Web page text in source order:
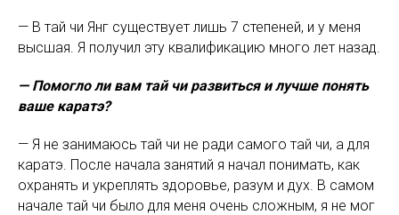
— В тай чи Янг существует лишь 7 степеней, и у меня
высшая. Я получил эту квалификацию много лет назад.
— Помогло ли вам тай чи развиться и лучше понять
ваше каратэ?
— Я не занимаюсь тай чи не ради самого тай чи, а для
каратэ. После начала занятий я начал понимать, как
охранять и укреплять здоровье, разум и дух. В самом
начале тай чи было для меня очень сложным, я не мог